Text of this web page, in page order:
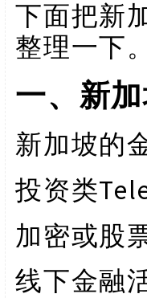
下面把新
整理一下
一、新
新加坡的
投资类
加密或股
线下金融